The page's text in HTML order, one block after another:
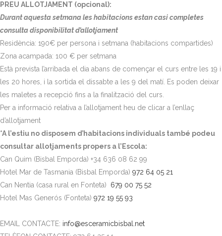
PREU ALLOTJAMENT (opcional):
Durant aquesta setmana les habitacions estan casi completes
consulta disponibilitat d’allotjament
Residència: 190€ per persona i setmana (habitacions compartides)
Zona acampada: 100 € per setmana
Està prevista l’arribada el dia abans de començar el curs entre les 19 i
les 20 hores, i la sortida el dissabte a les 9 del matí. Es poden deixar
les maletes a recepció fins a la finalització del curs.
Per a informació relativa a l’allotjament heu de clicar a l’enllaç
d’allotjament
*A l’estiu no disposem d’habitacions individuals també podeu
consultar allotjaments propers a l’Escola:
Can Quim (Bisbal Emporda) +34 636 08 62 99
Hotel Mar de Tasmania (Bisbal Emporda) 972 64 05 21
Can Nentia (casa rural en Fonteta) 679 00 75 52
Hotel Mas Generós (Fonteta) 972 19 55 93
EMAIL CONTACTE: info@esceramicbisbal.net